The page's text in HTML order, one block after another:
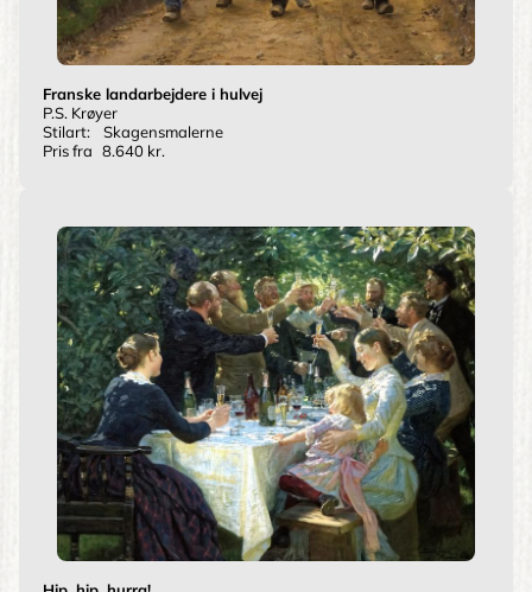
Franske landarbejdere i hulvej
P.S. Krøyer
Stilart:
Skagensmalerne
Pris fra 8.640 kr.